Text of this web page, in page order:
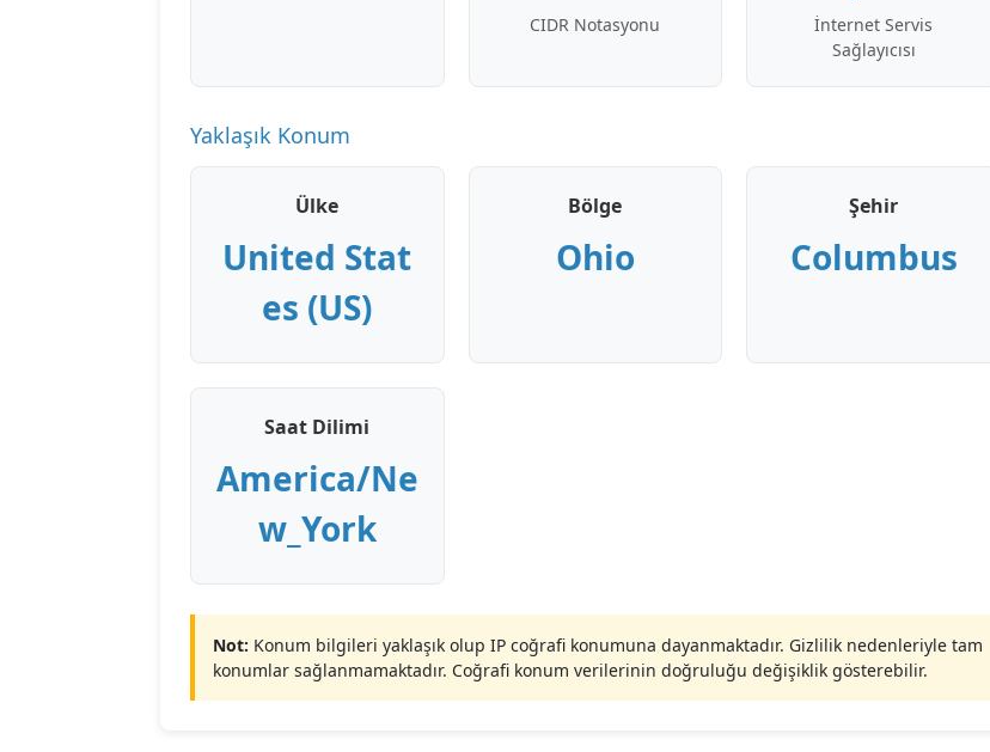
CIDR Notasyonu
İnternet Servis
Sağlayıcısı
Yaklaşık Konum
Ülke
United Stat
es (US)
Bölge
Ohio
Şehir
Columbus
Saat Dilimi
America/Ne
w_York
Not: Konum bilgileri yaklaşık olup IP coğrafi konumuna dayanmaktadır. Gizlilik nedenleriyle tam
konumlar sağlanmamaktadır. Coğrafi konum verilerinin doğruluğu değişiklik gösterebilir.